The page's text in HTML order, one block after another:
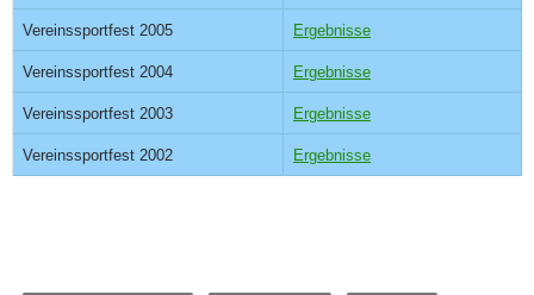
Vereinssportfest 2005 Ergebnisse
Vereinssportfest 2004 Ergebnisse
Vereinssportfest 2003 Ergebnisse
Vereinssportfest 2002 Ergebnisse